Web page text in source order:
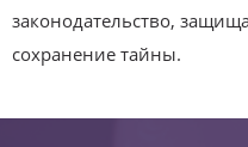
законодательство,
сохранение тайны.